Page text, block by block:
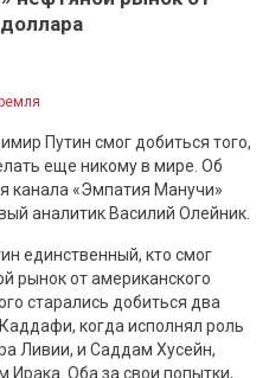
Путин смог добиться того,
еще никому в мире. Об
канала «Эмпатия Манучи»
аналитик Василий Олейник.
единственный, кто смог
рынок от американского
старались добиться два
когда исполнял роль
Ливии, и Саддам Хусейн,
Ирака. Оба за свои попытки,